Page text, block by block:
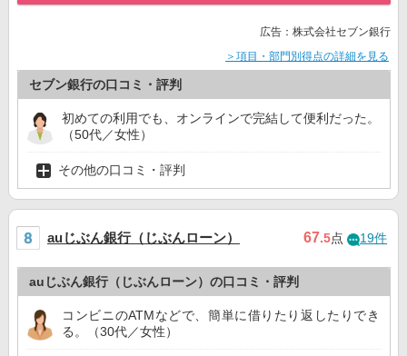
広告：株式会社セブン銀行
＞項目・部門別得点の詳細を見る
セブン銀行の口コミ・評判
初めての利用でも、オンラインで完結して便利だった。
（50代／女性）
その他の口コミ・評判
auじぶん銀行（じぶんローン） 67.5点 19件
auじぶん銀行（じぶんローン）の口コミ・評判
コンビニのATMなどで、簡単に借りたり返したりでき
る。（30代／女性）